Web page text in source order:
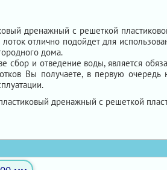
дренажный с решеткой
отлично подойдет для
дома.
сбор и отведение воды, является
Вы получаете, в первую
дренажный с решеткой